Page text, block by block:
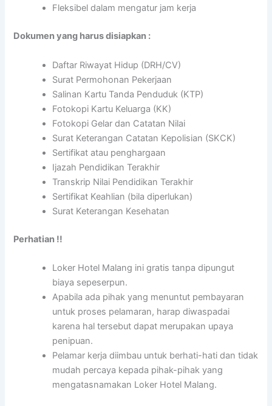
Fleksibel dalam mengatur jam kerja
Dokumen yang harus disiapkan :
Daftar Riwayat Hidup (DRH/CV)
Surat Permohonan Pekerjaan
Salinan Kartu Tanda Penduduk (KTP)
Fotokopi Kartu Keluarga (KK)
Fotokopi Gelar dan Catatan Nilai
Surat Keterangan Catatan Kepolisian (SKCK)
Sertifikat atau penghargaan
Ijazah Pendidikan Terakhir
Transkrip Nilai Pendidikan Terakhir
Sertifikat Keahlian (bila diperlukan)
Surat Keterangan Kesehatan
Perhatian !!
Loker Hotel Malang ini gratis tanpa dipungut
biaya sepeserpun.
Apabila ada pihak yang menuntut pembayaran
untuk proses pelamaran, harap diwaspadai
karena hal tersebut dapat merupakan upaya
penipuan.
Pelamar kerja diimbau untuk berhati-hati dan tidak
mudah percaya kepada pihak-pihak yang
mengatasnamakan Loker Hotel Malang.